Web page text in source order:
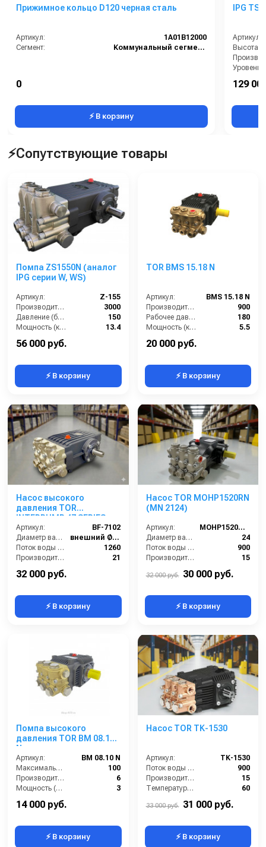
Прижимное кольцо D120 черная сталь
Артикул:
1A01B12000
Сегмент:
Коммунальный сегмент
0
⚡ В корзину
IPG
Артикул:
Высота
Уровень
Рабочее
129
⚡Сопутствующие товары
Помпа ZS1550N (аналог
IPG серии W, WS)
Артикул:
Z-155
Производительность (л/ч):
3000
Давление (бар):
150
Мощность (кВт):
13.4
Обороты двигателя (об/мин):
56 000 руб.
⚡ В корзину
TOR BMS 15.18 N
Артикул:
BMS 15.18 N
Производительность (л/ч):
900
Рабочее давление (бар):
180
Мощность (кВт):
5.5
20 000 руб.
⚡ В корзину
Насос высокого
давления TOR
INTERPUMP 47 SERIES.
WS102 (межосевое
расстояние 87мм)
Артикул:
BF-7102
Диаметр вала (мм):
внешний Ø24
Поток воды (л/час):
1260
Производительность (л/мин):
21
32 000 руб.
⚡ В корзину
Насос TOR MOHP1520RN
(MN 2124)
Артикул:
MOHP1520RN (MN 2124)
Диаметр вала (мм):
24
Поток воды (л/час):
900
Производительность (л/мин):
15
32 000 руб. 30 000 руб.
⚡ В корзину
Помпа высокого
давления TOR BM 08.10
N
Артикул:
BM 08.10 N
Максимальное давление (бар):
100
Производительность (л/мин):
6
Мощность (л.с.):
3
14 000 руб.
⚡ В корзину
Насос TOR TK-1530
Артикул:
TK-1530
Поток воды (л/час):
900
Производительность (л/мин):
15
Температура (°C):
60
33 000 руб. 31 000 руб.
⚡ В корзину